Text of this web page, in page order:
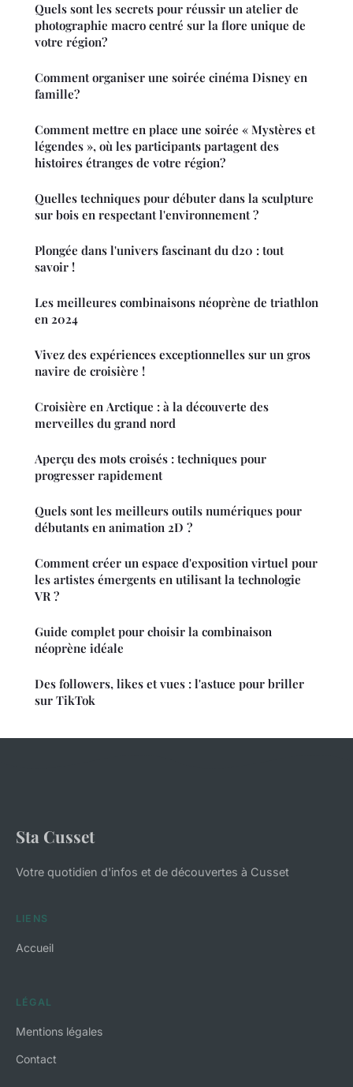
Quels sont les secrets pour réussir un atelier de
photographie macro centré sur la flore unique de
votre région?
Comment organiser une soirée cinéma Disney en
famille?
Comment mettre en place une soirée « Mystères et
légendes », où les participants partagent des
histoires étranges de votre région?
Quelles techniques pour débuter dans la sculpture
sur bois en respectant l'environnement ?
Plongée dans l'univers fascinant du d20 : tout
savoir !
Les meilleures combinaisons néoprène de triathlon
en 2024
Vivez des expériences exceptionnelles sur un gros
navire de croisière !
Croisière en Arctique : à la découverte des
merveilles du grand nord
Aperçu des mots croisés : techniques pour
progresser rapidement
Quels sont les meilleurs outils numériques pour
débutants en animation 2D ?
Comment créer un espace d'exposition virtuel pour
les artistes émergents en utilisant la technologie
VR ?
Guide complet pour choisir la combinaison
néoprène idéale
Des followers, likes et vues : l'astuce pour briller
sur TikTok
Sta Cusset
Votre quotidien d'infos et de découvertes à Cusset
LIENS
Accueil
LÉGAL
Mentions légales
Contact